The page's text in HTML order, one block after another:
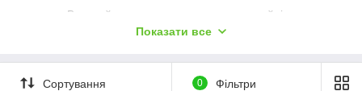
Великий асортимент креативних дизайнів.
Довіряйте професіоналам: обирайте якісні подарункові
Показати все
Сортування 0 Фільтри